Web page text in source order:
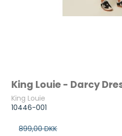
King Louie - Darcy
King Louie
10446-001
899,00 DKK